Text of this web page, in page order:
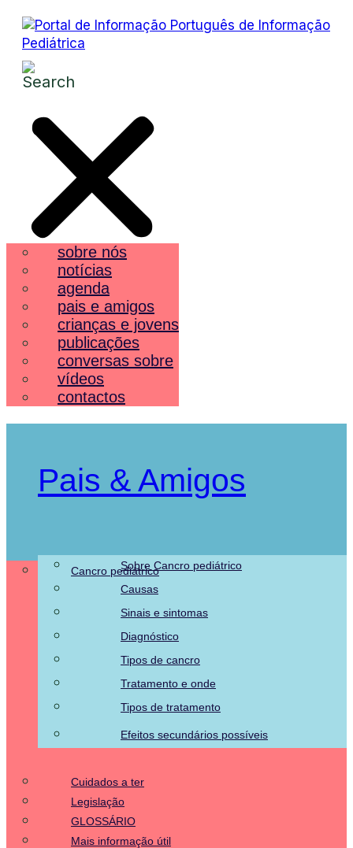
sobre nós
notícias
agenda
pais e amigos
crianças e jovens
publicações
conversas sobre
vídeos
contactos
Pais & Amigos
Pais & Amigos
Cancro pediátricoSobre Cancro pediátrico
Causas
Sinais e sintomas
Diagnóstico
Tipos de cancro
Tratamento e onde
Tipos de tratamento
Efeitos secundários possíveis
Cuidados a ter
Legislação
GLOSSÁRIO
Mais informação útil